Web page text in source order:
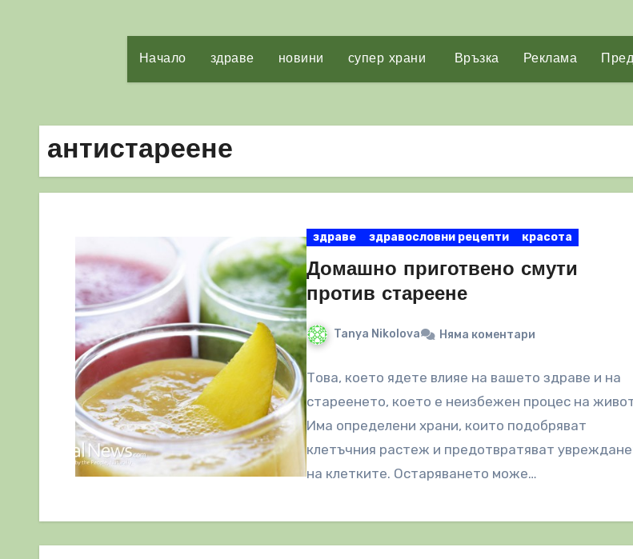
Начало здраве новини супер храни Връзка Реклама
антистареене
здраве здравословни рецепти красота
Домашно приготвено смути
против стареене
Tanya Nikolova Няма коментари
Това, което ядете влияе на вашето здраве и на
стареенето, което е неизбежен процес на
Има определени храни, които подобряват
клетъчния растеж и предотвратяват
на клетките. Остаряването може…